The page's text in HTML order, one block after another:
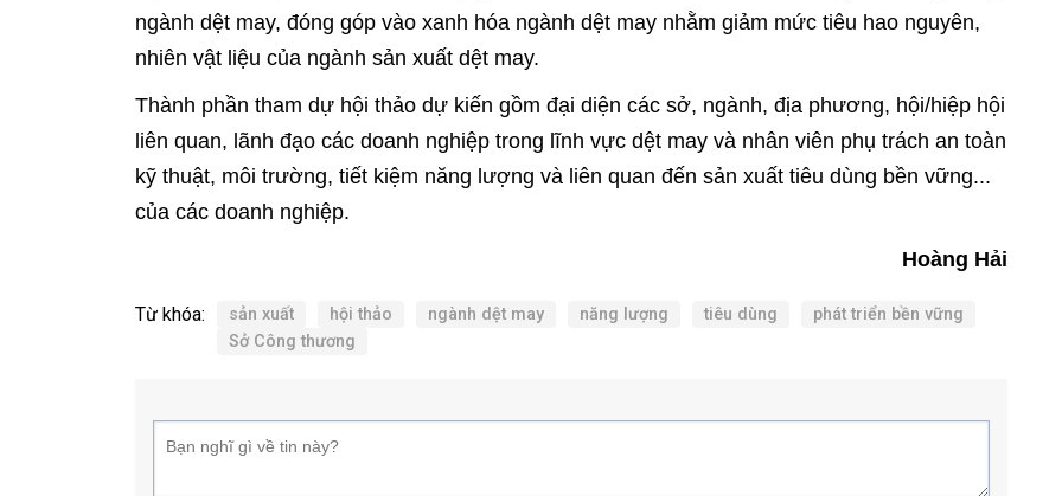
ngành dệt may, đóng góp vào xanh hóa ngành dệt may nhằm giảm mức tiêu hao nguyên,
nhiên vật liệu của ngành sản xuất dệt may.
Thành phần tham dự hội thảo dự kiến gồm đại diện các sở, ngành, địa phương, hội/hiệp hội
liên quan, lãnh đạo các doanh nghiệp trong lĩnh vực dệt may và nhân viên phụ trách an toàn
kỹ thuật, môi trường, tiết kiệm năng lượng và liên quan đến sản xuất tiêu dùng bền vững...
của các doanh nghiệp.
Hoàng Hải
Từ khóa: sản xuất hội thảo ngành dệt may năng lượng tiêu dùng
phát triển bền vững
Sở Công thương